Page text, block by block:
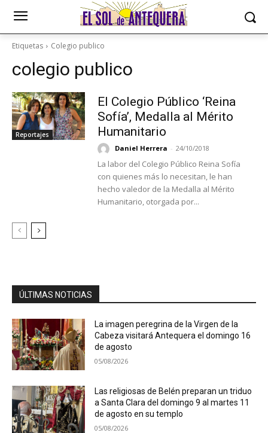
Etiquetas Colegio publico
colegio publico
Reportajes
El Colegio Público ‘Reina
Sofía’, Medalla al Mérito
Humanitario
Daniel Herrera - 24/10/2018
La labor del Colegio Público Reina Sofía
con quienes más lo necesitan, le han
hecho valedor de la Medalla al Mérito
Humanitario, otorgada por...
ÚLTIMAS NOTICIAS
La imagen peregrina de la Virgen de la
Cabeza visitará Antequera el domingo 16
de agosto
05/08/2026
Las religiosas de Belén preparan un triduo
a Santa Clara del domingo 9 al martes 11
de agosto en su templo
05/08/2026